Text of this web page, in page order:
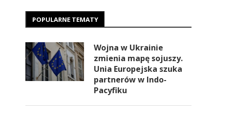
POPULARNE TEMATY
Wojna w Ukrainie
zmienia mapę sojuszy.
Unia Europejska szuka
partnerów w Indo-
Pacyfiku